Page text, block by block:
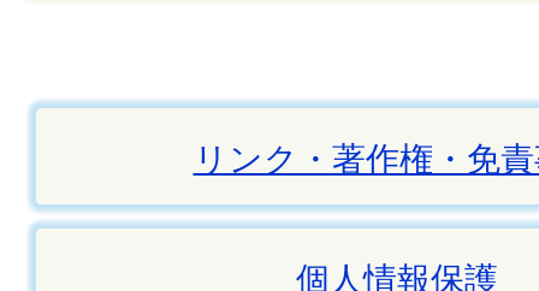
リンク・著作権・免
個人情報保護